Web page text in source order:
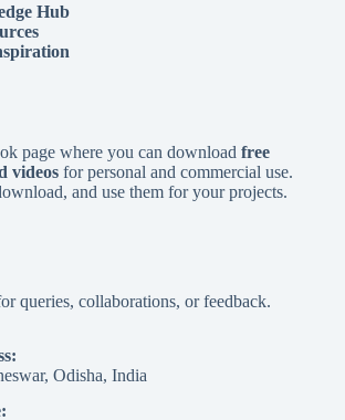
Hub
page where you can download free
videos for personal and commercial use.
and use them for your projects.
queries, collaborations, or feedback.
Odisha, India